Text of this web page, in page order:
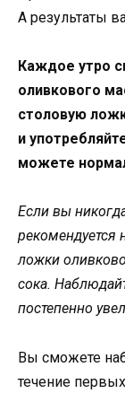
А результаты
Каждое утро
оливкового
столовую
и
можете
Если вы
рекомендуется
ложки
сока.
постепенно
Вы сможете
течение